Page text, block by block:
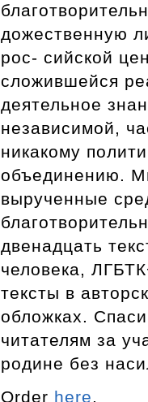
дожественную
рос- сийской
сложившейся
деятельное
независимой,
никакому
объединению.
вырученные
двенадцать
человека,
тексты в
обложках.
читателям за
родине без
Order here.